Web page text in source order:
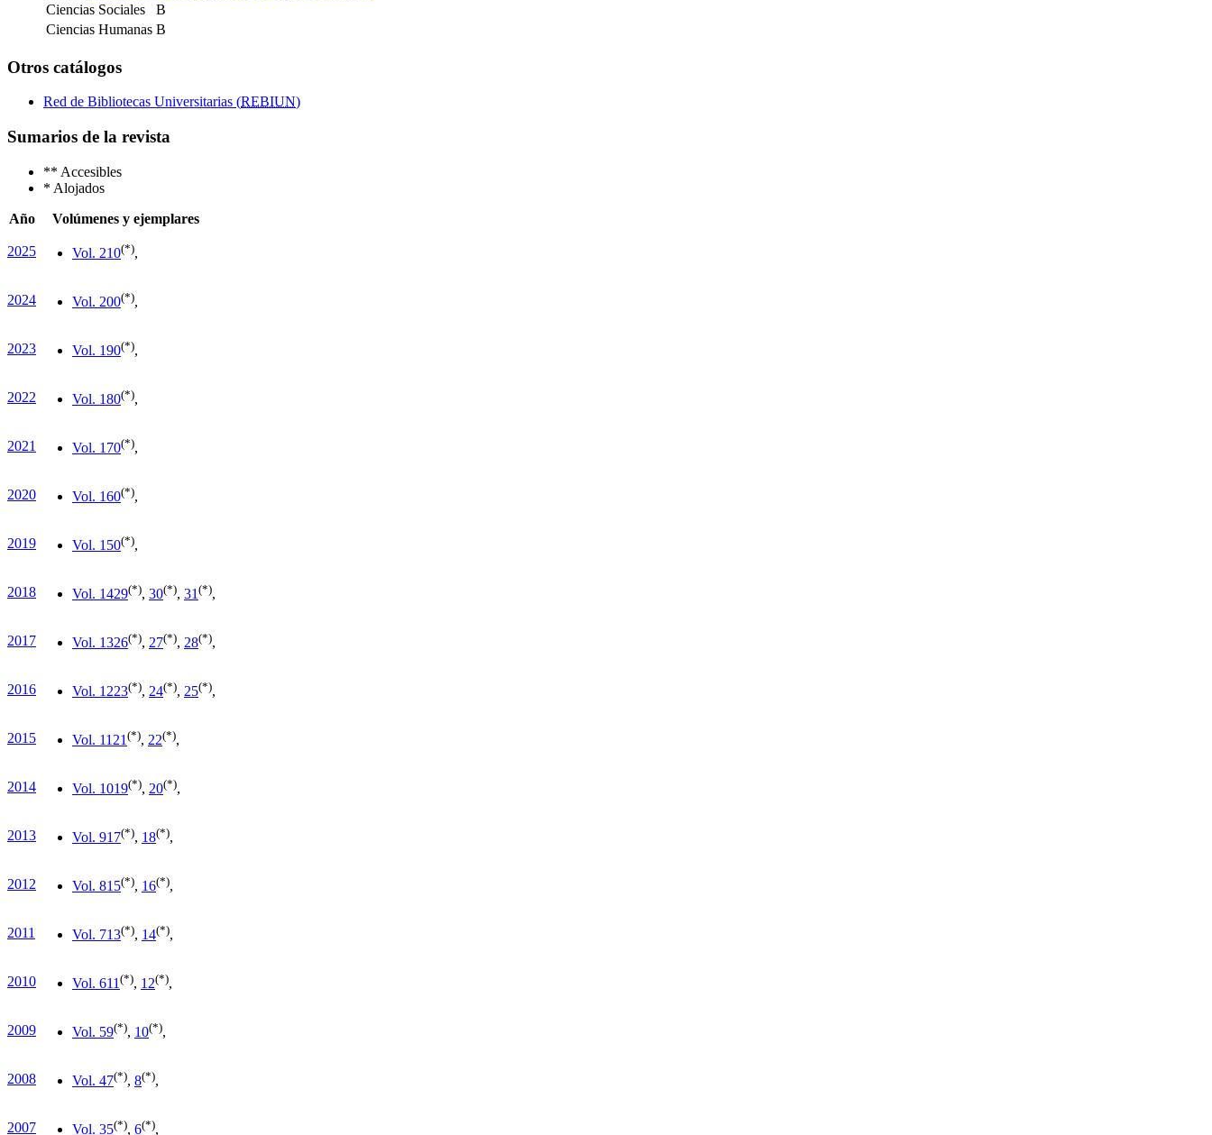
Ciencias Sociales
B
Ciencias Humanas B
Otros catálogos
Red de Bibliotecas Universitarias (REBIUN)
Sumarios de la revista
** Accesibles
* Alojados
Año
Volúmenes y ejemplares
2025 Vol. 210(*),
2024 Vol. 200(*),
2023 Vol. 190(*),
2022 Vol. 180(*),
2021 Vol. 170(*),
2020 Vol. 160(*),
2019 Vol. 150(*),
2018 Vol. 1429(*), 30(*), 31 (*),
2017 Vol. 1326(*), 27(*), 28(*),
2016 Vol. 1223(*), 24(*), 25(*),
2015 Vol. 11 21 (*), 22(*),
2014 Vol. 1019(*), 20(*),
2013 Vol. 917(*), 18(*),
2012 Vol. 815(*), 16(*),
2011 Vol. 713(*), 14(*),
2010 Vol. 611 (*), 12(*),
2009 Vol. 59(*), 10(*),
2008 Vol. 47(*), 8(*),
2007 Vol. 35(*), 6(*),